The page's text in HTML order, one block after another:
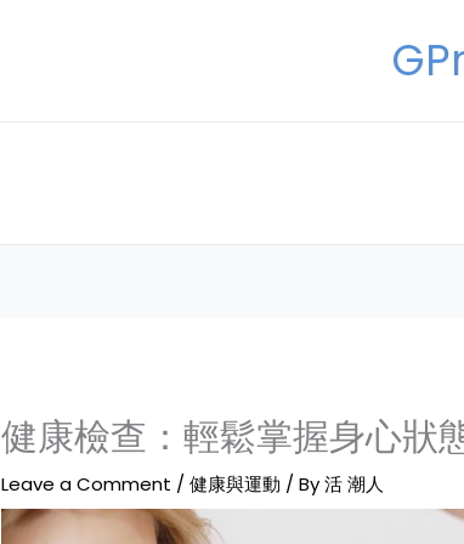
健康檢查：輕鬆掌握身心狀
Leave a Comment /健康與運動 / By活 潮人